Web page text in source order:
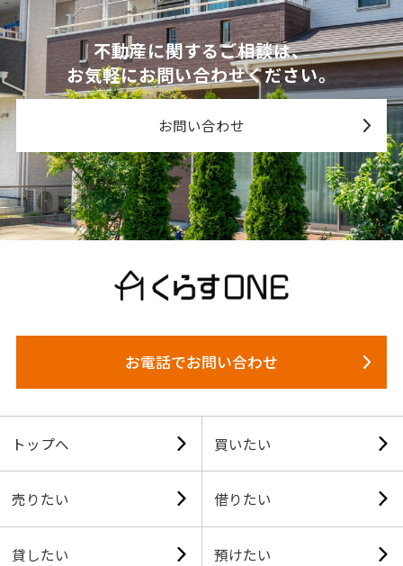
不動産に関するご相談は、
お気軽にお問い合わせください。
お問い合わせ
お電話でお問い合わせ
トップへ 買いたい
売りたい 借りたい
貸したい 預けたい